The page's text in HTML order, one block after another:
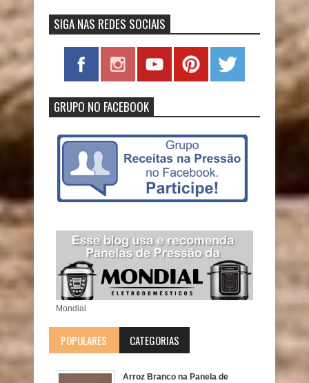
SIGA NAS REDES SOCIAIS
GRUPO NO FACEBOOK
Mondial
POPULARES CATEGORIAS
Arroz Branco na Panela de